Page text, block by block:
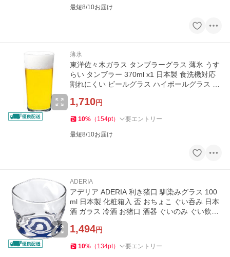
最短8/10お届け
薄氷
東洋佐々木ガラス タンブラーグラス 薄氷 うす
らい タンブラー 370ml x1 日本製 食洗機対応
割れにくい ビールグラス ハイボールグラス サ
1,710円
10% （ 154pt） 要エントリー
最短8/10お届け
ADERIA
アデリア ADERIA 利き猪口 馴染みグラス 100
ml 日本製 化粧箱入 盃 おちょこ ぐい呑み 日本
酒 ガラス 冷酒 お猪口 酒器 ぐいのみ ぐい飲み
1,494円
10% （ 134pt） 要エントリー